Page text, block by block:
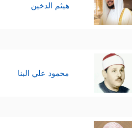
هيثم الدخين
محمود علي البنا